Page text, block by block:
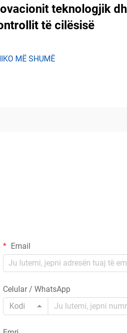
teknologjik
të cilësisë
MË SHUMË
Email
Celular / WhatsApp
Kodi